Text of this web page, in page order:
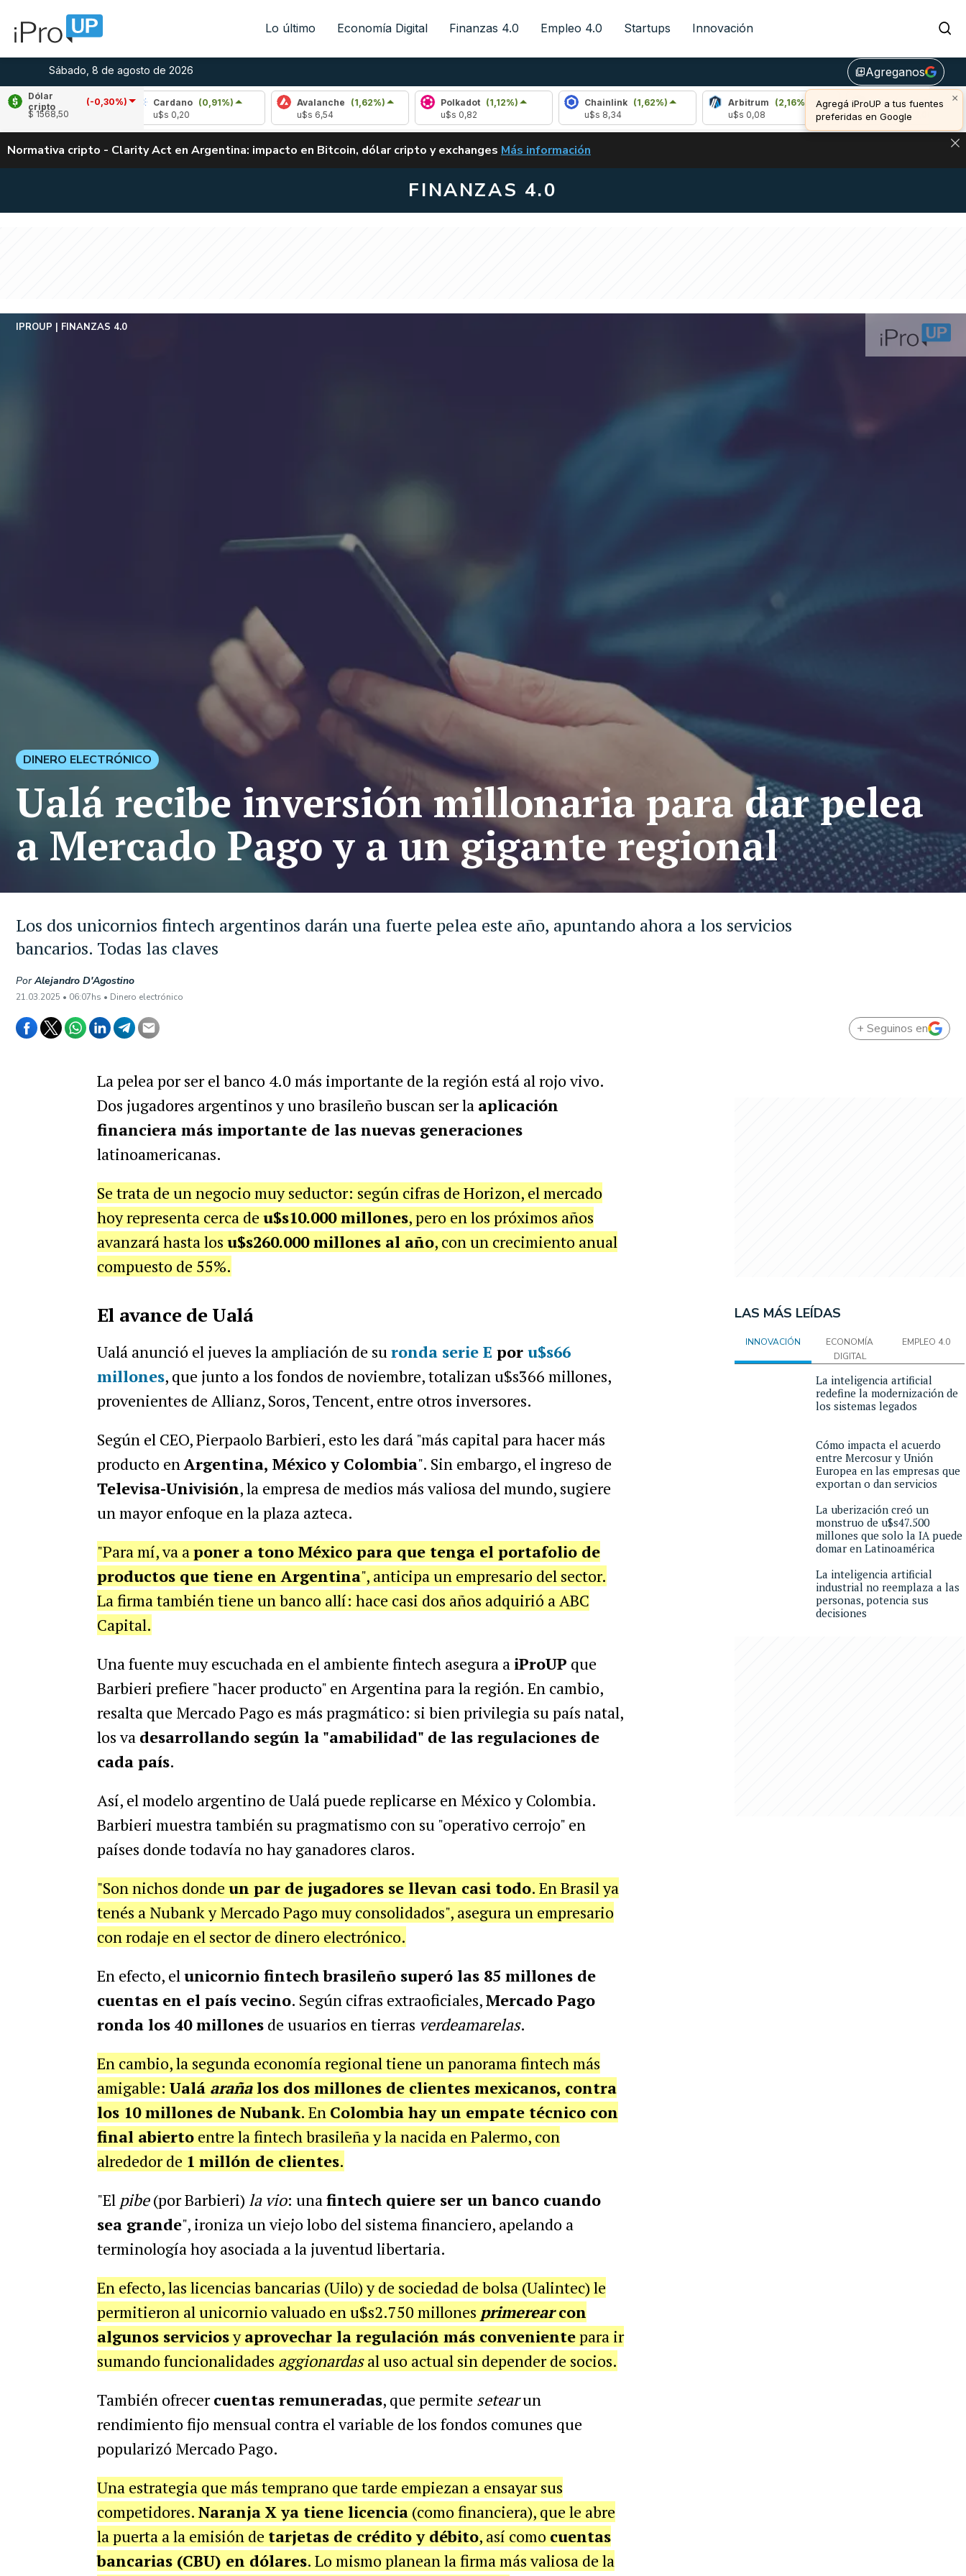
Lo último Economía Digital Finanzas 4.0 Empleo 4.0 Startups Innovación
Sábado, 8 de agosto de 2026 library_addAgreganos
×
Agregá iProUP a tus fuentes
preferidas en Google
Dólar
cripto
(-0,30%)
$ 1568,50
Cardano
(0,91%)
Avalanche (1,62%)
Polkadot
(1,12%)
Chainlink
(1,62%)
Arbitrum (2,16%)
Bitcoin (0,03%)
u$s 65.042,00
Normativa cripto - Clarity Act en Argentina: impacto en Bitcoin, dólar cripto y exchanges CLARITY ACT EN ARGENTINA: IMPACTO EN BITCOIN, DÓLAR CRIPTO Y EXCHANGES
Más información
FINANZAS 4.0
Los dos unicornios fintech argentinos darán una fuerte pelea este año, apuntando ahora a los servicios
bancarios. Todas las claves
IPROUP FINANZAS 4.0
PorAlejandro D'Agostino
21.03.2025 • 06:07hs • Dinero electrónico
DINERO ELECTRÓNICO
Ualá recibe inversión millonaria para dar pelea
a Mercado Pago y a un gigante regional
+ Seguinos en
La pelea por ser el banco 4.0 más importante de la región está al rojo vivo.
Dos jugadores argentinos y uno brasileño buscan ser la aplicación
financiera más importante de las nuevas generaciones
latinoamericanas.
Se trata de un negocio muy seductor: según cifras de Horizon, el mercado
hoy representa cerca de u$s10.000 millones, pero en los próximos años
avanzará hasta los u$s260.000 millones al año, con un crecimiento anual
compuesto de 55%.
El avance de Ualá
Ualá anunció el jueves la ampliación de suronda serie E por u$s66
millones, que junto a los fondos de noviembre, totalizan u$s366 millones,
provenientes de Allianz, Soros, Tencent, entre otros inversores.
Según el CEO, Pierpaolo Barbieri, esto les dará "más capital para hacer más
producto enArgentina, México y Colombia". Sin embargo, el ingreso de
Televisa-Univisión, la empresa de medios más valiosa del mundo, sugiere
un mayor enfoque en la plaza azteca.
"Para mí, va aponer a tono México para que tenga el portafolio de
productos que tiene en Argentina", anticipa un empresario del sector.
La firma también tiene un banco allí: hace casi dos años adquirió a ABC
Capital.
Una fuente muy escuchada en el ambiente fintech asegura a iProUP que
Barbieri prefiere "hacer producto" en Argentina para la región. En cambio,
resalta que Mercado Pago es más pragmático: si bien privilegia su país natal,
los va desarrollando según la "amabilidad" de las regulaciones de
cada país.
Así, el modelo argentino de Ualá puede replicarse en México y Colombia.
Barbieri muestra también su pragmatismo con su "operativo cerrojo" en
países donde todavía no hay ganadores claros.
"Son nichos donde un par de jugadores se llevan casi todo. En Brasil ya
tenés a Nubank y Mercado Pago muy consolidados", asegura un empresario
con rodaje en el sector de dinero electrónico.
En efecto, elunicornio fintech brasileño superó las 85 millones de
cuentas en el país vecino. Según cifras extraoficiales,Mercado Pago
ronda los 40 millonesde usuarios en tierras verdeamarelas.
En cambio, la segunda economía regional tiene un panorama fintech más
amigable: Ualá arañalos dos millones de clientes mexicanos, contra
los 10 millones de Nubank. En Colombia hay un empate técnico con
final abiertoentre la fintech brasileña y la nacida en Palermo, con
alrededor de 1 millón de clientes.
"El pibe(por Barbieri) la vio: unafintech quiere ser un banco cuando
sea grande", ironiza un viejo lobo del sistema financiero, apelando a
terminología hoy asociada a la juventud libertaria.
En efecto, las licencias bancarias (Uilo) y de sociedad de bolsa (Ualintec) le
permitieron al unicornio valuado en u$s2.750 millones primerearcon
algunos serviciosyaprovechar la regulación más convenientepara ir
sumando funcionalidades aggionardasal uso actual sin depender de socios.
También ofrecercuentas remuneradas, que permite setearun
rendimiento fijo mensual contra el variable de los fondos comunes que
popularizó Mercado Pago.
Una estrategia que más temprano que tarde empiezan a ensayar sus
competidores. Naranja X ya tiene licencia(como financiera), que le abre
la puerta a la emisión de tarjetas de crédito y débito, así como cuentas
bancarias (CBU) en dólares. Lo mismo planean la firma más valiosa de la
LAS MÁS LEÍDAS
INNOVACIÓN
ECONOMÍA
DIGITAL
EMPLEO 4.0
La inteligencia artificial
redefine la modernización de
los sistemas legados
Cómo impacta el acuerdo
entre Mercosur y Unión
Europea en las empresas que
exportan o dan servicios
La uberización creó un
monstruo de u$s47.500
millones que solo la IA puede
domar en Latinoamérica
La inteligencia artificial
industrial no reemplaza a las
personas, potencia sus
decisiones